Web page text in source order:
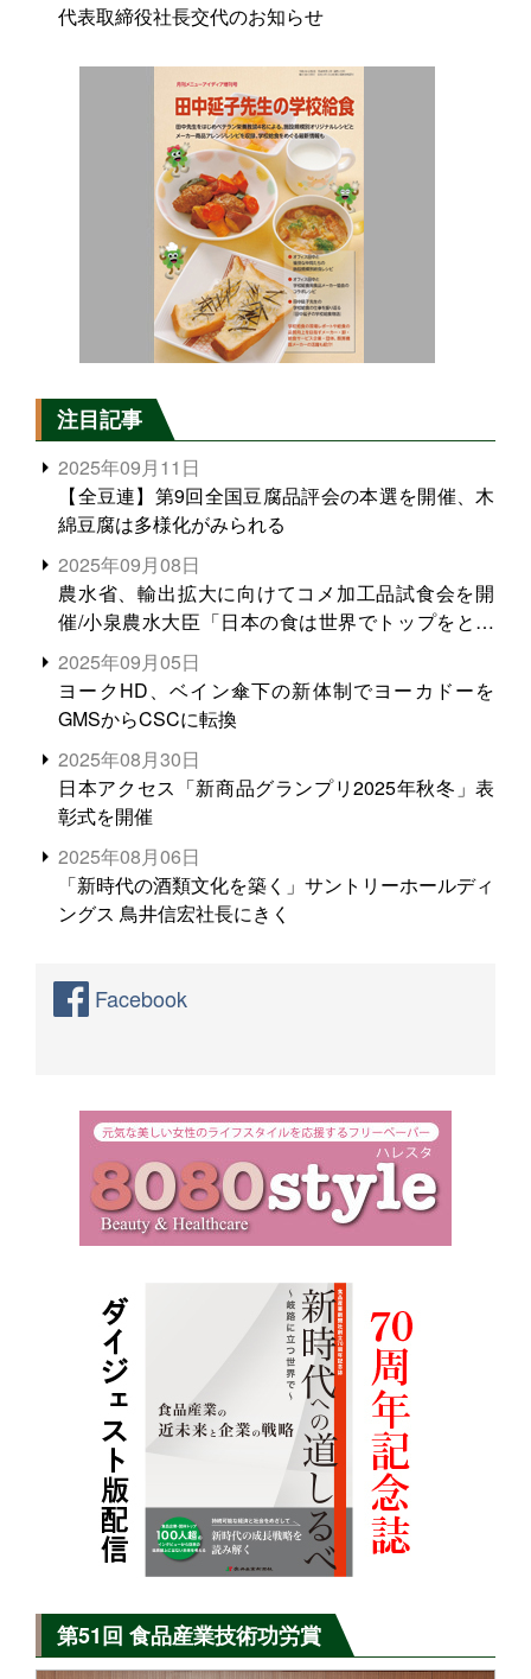
代表取締役社長交代のお知らせ
注目記事
2025年09月11日
【全豆連】第9回全国豆腐品評会の本選を開催、木
綿豆腐は多様化がみられる
2025年09月08日
農水省、輸出拡大に向けてコメ加工品試食会を開
催/小泉農水大臣「日本の食は世界でトップをとれ
る。米増産に向けて、米輸出需要の拡大を」
2025年09月05日
ヨークHD、ベイン傘下の新体制でヨーカドーを
GMSからCSCに転換
2025年08月30日
日本アクセス「新商品グランプリ2025年秋冬」表
彰式を開催
2025年08月06日
「新時代の酒類文化を築く」サントリーホールディ
ングス 鳥井信宏社長にきく
Facebook
第51回 食品産業技術功労賞